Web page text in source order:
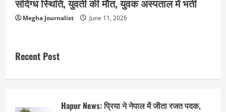
संदिग्ध स्थिति, युवती की मौत, युवक अस्पताल में भर्ती
Megha Journalist June 11, 2026
Recent Post
Hapur News: प्रिया ने नेपाल में जीता रजत पदक,